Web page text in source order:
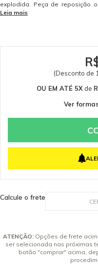
explodida. Peça de reposição
garantem a qualidade e a
Leia mais
(Desconto de
OU EM ATÉ 5X de
Ver
2x de
5x de
Calcule o frete
ATENÇÃO: Opções de frete
ser selecionada nas próximas
botão "comprar" acima,